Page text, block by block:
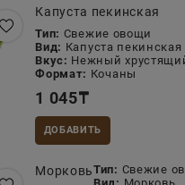
Капуста пекинская
Тип: Свежие овощи
Вид: Капуста пекинская
Вкус: Нежный
Формат: Кочаны
1 045₸
ДОБАВИТЬ
МорковьТип: Свежие